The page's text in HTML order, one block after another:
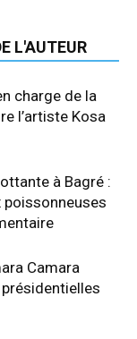
L'AUTEUR
charge de la
l’artiste Kosa
à Bagré :
poissonneuses
Camara